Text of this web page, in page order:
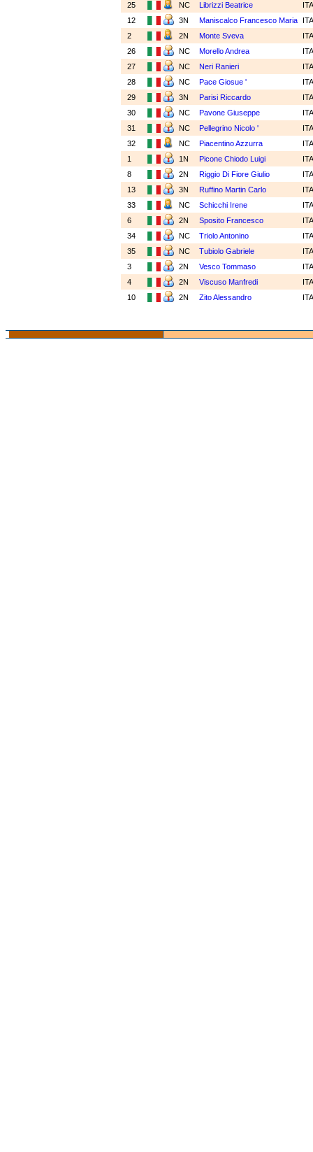
25
NC Librizzi Beatrice
12
3N Maniscalco Francesco Maria
2
2N Monte Sveva
26
NC Morello Andrea
27
NC Neri Ranieri
28
NC Pace Giosue '
29
3N Parisi Riccardo
30
NC Pavone Giuseppe
31
NC Pellegrino Nicolo '
32
NC Piacentino Azzurra
1
1N Picone Chiodo Luigi
8
2N Riggio Di Fiore Giulio
13
3N Ruffino Martin Carlo
33
NC Schicchi Irene
6
2N Sposito Francesco
34
NC Triolo Antonino
35
NC Tubiolo Gabriele
3
2N Vesco Tommaso
4
2N Viscuso Manfredi
10
2N Zito Alessandro